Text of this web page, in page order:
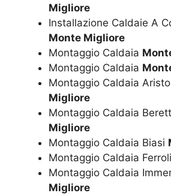
Migliore
Installazione Caldaie A
Monte Migliore
Montaggio Caldaia
Montaggio Caldaia
Montaggio Caldaia
Migliore
Montaggio Caldaia
Migliore
Montaggio Caldaia Biasi
Montaggio Caldaia Ferroli
Montaggio Caldaia
Migliore